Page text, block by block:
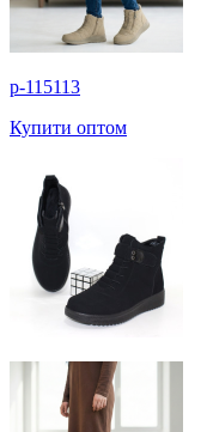
p-115113
Купити оптом